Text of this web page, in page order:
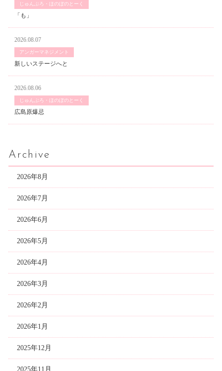
じゅんぶろ・ほのぼのとーく
「も」
2026.08.07
アンガーマネジメント
新しいステージへと
2026.08.06
じゅんぶろ・ほのぼのとーく
広島原爆忌
Archive
2026年8月
2026年7月
2026年6月
2026年5月
2026年4月
2026年3月
2026年2月
2026年1月
2025年12月
2025年11月